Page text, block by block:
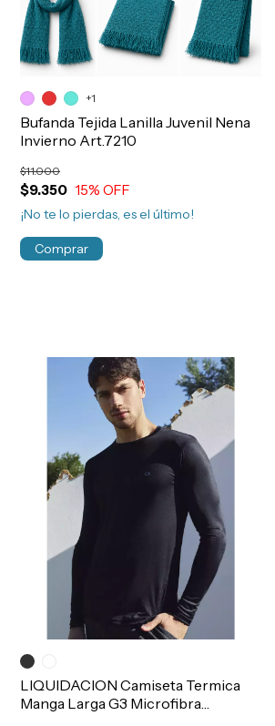
Bufanda Tejida Lanilla Juvenil Nena
Invierno Art.7210
$9.350
$11.000
15% OFF
¡No te lo pierdas, es el último!
+1
Comprar
LIQUIDACION Camiseta Termica
Manga Larga G3 Microfibra